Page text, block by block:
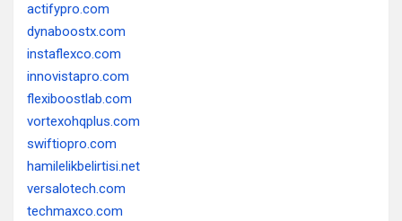
actifypro.com
dynaboostx.com
instaflexco.com
innovistapro.com
flexiboostlab.com
vortexohqplus.com
swiftiopro.com
hamilelikbelirtisi.net
versalotech.com
techmaxco.com